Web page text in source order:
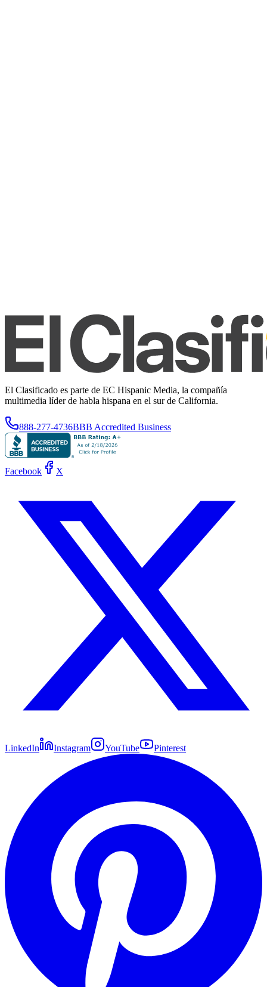
El Clasificado es parte de EC Hispanic Media, la compañía
multimedia líder de habla hispana en el sur de California.
888-277-4736BBB Accredited Business
Facebook X
LinkedIn Instagram YouTube Pinterest